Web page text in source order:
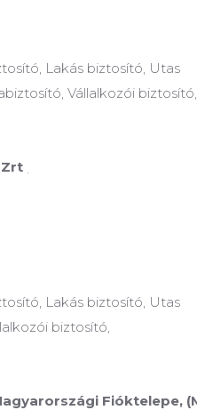
Lakás biztosító, Utas
Vállalkozói biztosító,
Zrt
Lakás biztosító, Utas
biztosító,
Fióktelepe,